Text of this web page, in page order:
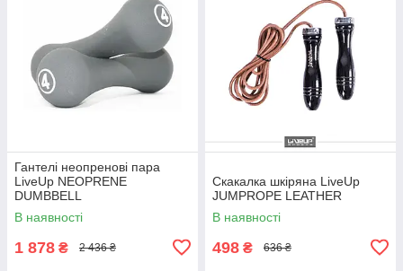
Гантелі неопренові пара
LiveUp NEOPRENE
DUMBBELL
В наявності
1 878 ₴ 2 436 ₴
Скакалка шкіряна LiveUp
JUMPROPE LEATHER
В наявності
498 ₴ 636 ₴